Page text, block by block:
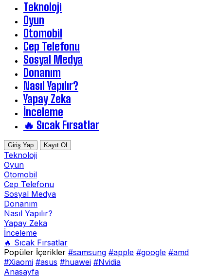
Teknoloji
Oyun
Otomobil
Cep Telefonu
Sosyal Medya
Donanım
Nasıl Yapılır?
Yapay Zeka
İnceleme
🔥 Sıcak Fırsatlar
Giriş Yap Kayıt Ol
Teknoloji
Oyun
Otomobil
Cep Telefonu
Sosyal Medya
Donanım
Nasıl Yapılır?
Yapay Zeka
İnceleme
🔥 Sıcak Fırsatlar
Popüler İçerikler #samsung #apple #google #amd
#Xiaomi #asus #huawei #Nvidia
Anasayfa